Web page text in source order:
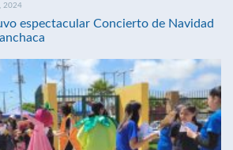
2024
espectacular Concierto de Navidad